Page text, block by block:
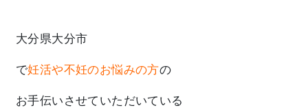
大分県大分市
で妊活や不妊のお悩みの方の
お手伝いさせていただいている